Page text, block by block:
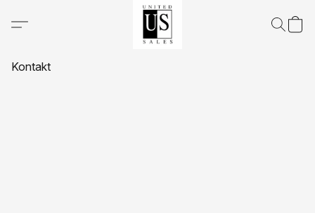
Kontakt